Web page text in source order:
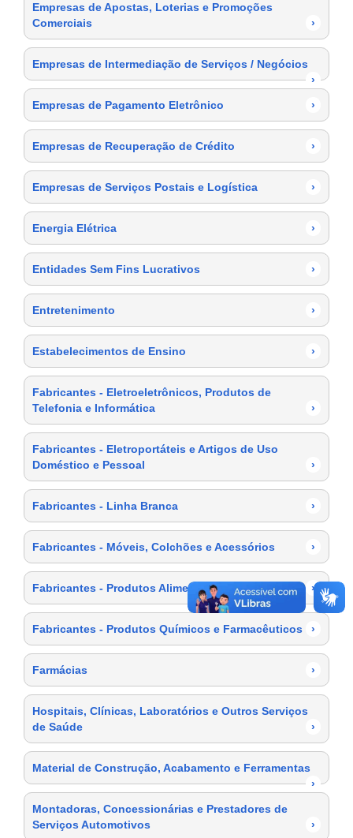
Empresas de Apostas, Loterias e Promoções
Comerciais
›
Empresas de Intermediação de Serviços / Negócios
›
Empresas de Pagamento Eletrônico
›
Empresas de Recuperação de Crédito ›
Empresas de Serviços Postais e Logística ›
Energia Elétrica ›
Entidades Sem Fins Lucrativos ›
Entretenimento ›
Estabelecimentos de Ensino ›
Fabricantes - Eletroeletrônicos, Produtos de
Telefonia e Informática
›
Fabricantes - Eletroportáteis e Artigos de Uso
Doméstico e Pessoal
›
Fabricantes - Linha Branca ›
Fabricantes - Móveis, Colchões e Acessórios ›
Fabricantes - Produtos Alimentícios ›
Fabricantes - Produtos Químicos e Farmacêuticos ›
Farmácias ›
Hospitais, Clínicas, Laboratórios e Outros Serviços
de Saúde
›
Material de Construção, Acabamento e Ferramentas
›
Montadoras, Concessionárias e Prestadores de
Serviços Automotivos
›